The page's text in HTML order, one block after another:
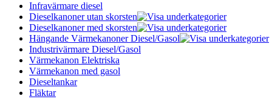
Infravärmare diesel
Dieselkanoner utan skorsten
Dieselkanoner med skorsten
Hängande Värmekanoner Diesel/Gasol
Industrivärmare Diesel/Gasol
Värmekanon Elektriska
Värmekanon med gasol
Dieseltankar
Fläktar